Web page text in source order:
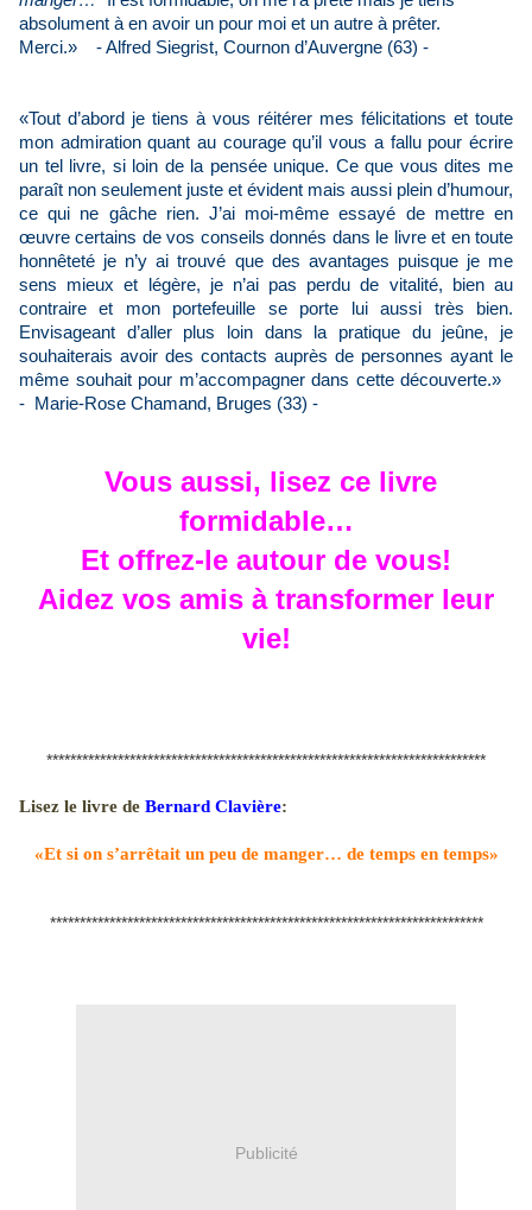
absolument à en avoir un pour moi et un autre à prêter.
Merci.»
- Alfred Siegrist, Cournon d’Auvergne (63) -
«Tout d’abord je tiens à vous réitérer mes félicitations et toute
mon admiration quant au courage qu’il vous a fallu pour écrire
un tel livre, si loin de la pensée unique. Ce que vous dites me
paraît non seulement juste et évident mais aussi plein d’humour,
ce qui ne gâche rien. J’ai moi-même essayé de mettre en
œuvre certains de vos conseils donnés dans le livre et en toute
honnêteté je n’y ai trouvé que des avantages puisque je me
sens mieux et légère, je n’ai pas perdu de vitalité, bien au
contraire et mon portefeuille se porte lui aussi très bien.
Envisageant d’aller plus loin dans la pratique du jeûne, je
souhaiterais avoir des contacts auprès de personnes ayant le
même souhait pour m’accompagner dans cette découverte.»
-
Marie-Rose Chamand, Bruges (33) -
Vous aussi, lisez ce livre
formidable…
Et offrez-le autour de vous!
Aidez vos amis à transformer leur
vie!
**************************************************************************
Lisez le livre de Bernard Clavière:
«Et si on s’arrêtait un peu de manger… de temps en temps»
*************************************************************************
Publicité